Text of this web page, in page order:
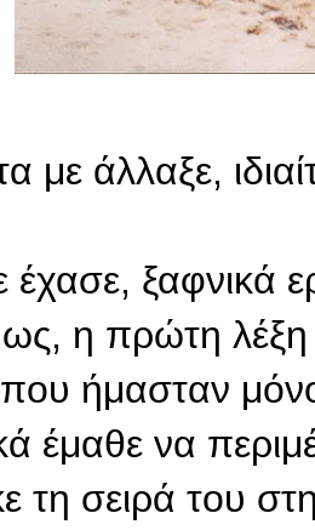
με άλλαξε,
έχασε, ξαφνικά
η πρώτη λέξη
ήμασταν
έμαθε να
τη σειρά του